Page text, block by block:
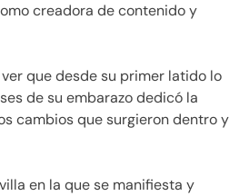
creadora de contenido y
que desde su primer latido lo
de su embarazo dedicó la
cambios que surgieron dentro y
en la que se manifiesta y